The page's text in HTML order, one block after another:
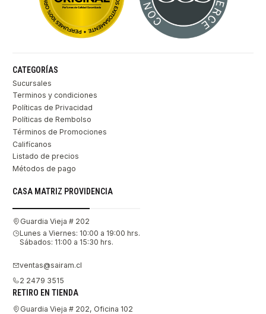
CATEGORÍAS
Sucursales
Terminos y condiciones
Políticas de Privacidad
Políticas de Rembolso
Términos de Promociones
Califícanos
Listado de precios
Métodos de pago
CASA MATRIZ PROVIDENCIA
Guardia Vieja # 202
Lunes a Viernes: 10:00 a 19:00 hrs.
Sábados: 11:00 a 15:30 hrs.
ventas@sairam.cl
2 2479 3515
RETIRO EN TIENDA
Guardia Vieja # 202, Oficina 102